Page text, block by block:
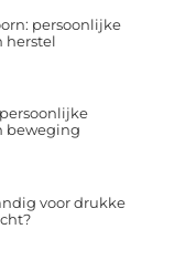
persoonlijke
herstel
beweging
voor drukke